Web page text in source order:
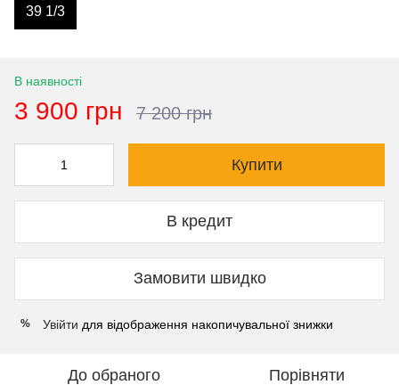
39 1/3
В наявності
3 900 грн 7 200 грн
Купити
В кредит
Замовити швидко
% Увійти для відображення накопичувальної знижки
До обраного Порівняти